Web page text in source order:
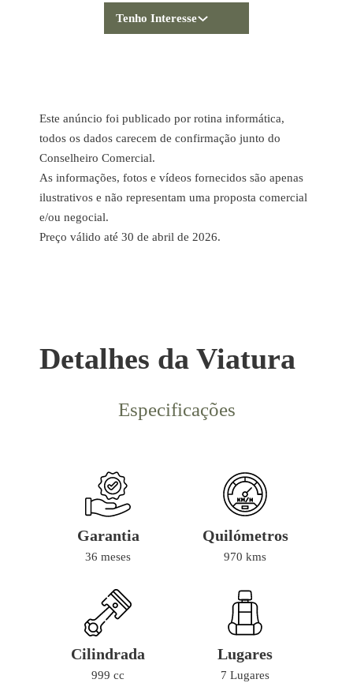
Tenho Interesse
Este anúncio foi publicado por rotina informática,
todos os dados carecem de confirmação junto do
Conselheiro Comercial.
As informações, fotos e vídeos fornecidos são apenas
ilustrativos e não representam uma proposta comercial
e/ou negocial.
Preço válido até 30 de abril de 2026.
Detalhes da Viatura
Especificações
Garantia
36 meses
Quilómetros
970 kms
Cilindrada
999 cc
Lugares
7 Lugares